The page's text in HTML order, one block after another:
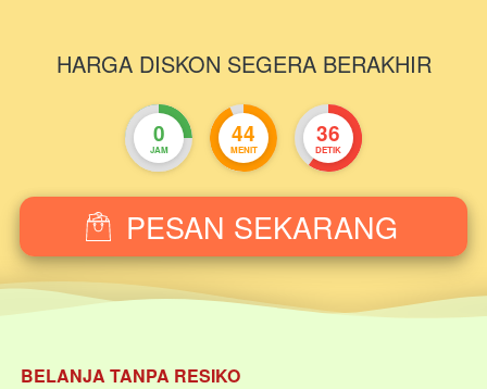
HARGA DISKON SEGERA BERAKHIR
0
JAM
44
MENIT
34
DETIK
` PESAN SEKARANG
BELANJA TANPA RESIKO